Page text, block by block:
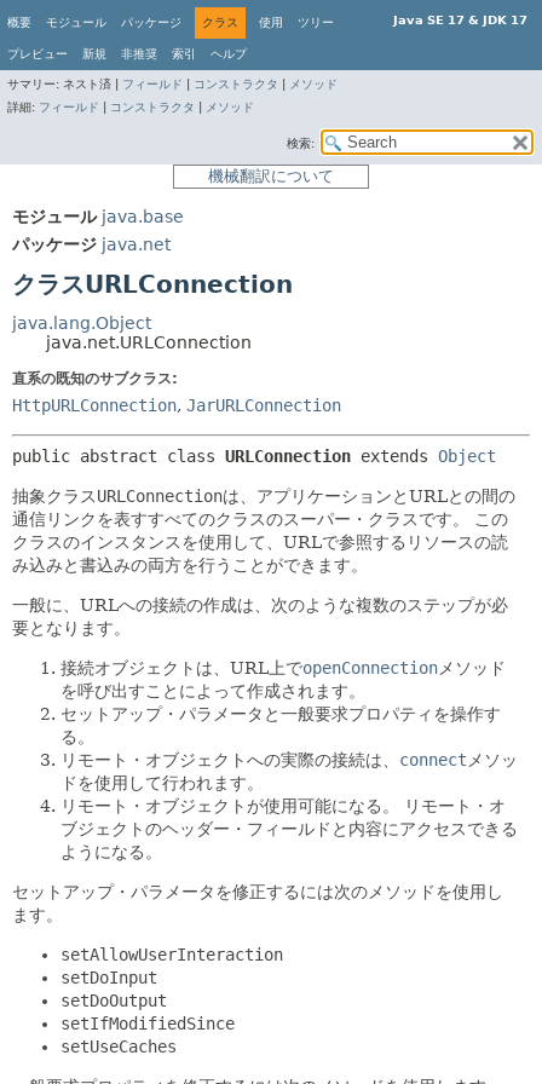
Java SE 17 & JDK 17
概要 モジュール パッケージ クラス 使用 ツリー
プレビュー 新規 非推奨 索引 ヘルプ
サマリー: ネスト済 | フィールド コンストラクタ
メソッド
詳細: フィールド コンストラクタ メソッド
検索:
機械翻訳について
モジュール java.base
パッケージ java.net
クラスURLConnection
java.lang.Object
java.net.URLConnection
直系の既知のサブクラス:
HttpURLConnection, JarURLConnection
public abstract class URLConnection extends Object
抽象クラスURLConnectionは、アプリケーションとURLとの間の
通信リンクを表すすべてのクラスのスーパー・クラスです。
この
クラスのインスタンスを使用して、URLで参照するリソースの読
み込みと書込みの両方を行うことができます。
一般に、URLへの接続の作成は、次のような複数のステップが必
要となります。
接続オブジェクトは、URL上でopenConnection メソッド
を呼び出すことによって作成されます。
セットアップ・パラメータと一般要求プロパティを操作す
る。
リモート・オブジェクトへの実際の接続は、 connect メソッ
ドを使用して行われます。
リモート・オブジェクトが使用可能になる。
リモート・オ
ブジェクトのヘッダー・フィールドと内容にアクセスできる
ようになる。
セットアップ・パラメータを修正するには次のメソッドを使用し
ます。
setAllowUserInteraction
setDoInput
setDoOutput
setIfModifiedSince
setUseCaches